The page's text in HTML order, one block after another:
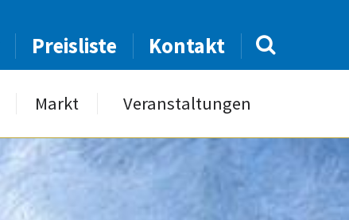
Preisliste Kontakt
Markt Veranstaltungen